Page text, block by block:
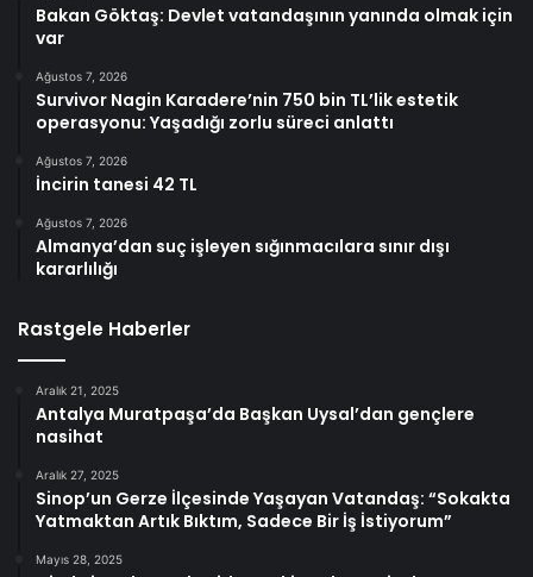
Bakan Göktaş: Devlet vatandaşının yanında olmak için
var
Ağustos 7, 2026
Survivor Nagin Karadere’nin 750 bin TL’lik estetik
operasyonu: Yaşadığı zorlu süreci anlattı
Ağustos 7, 2026
İncirin tanesi 42 TL
Ağustos 7, 2026
Almanya’dan suç işleyen sığınmacılara sınır dışı
kararlılığı
Rastgele Haberler
Aralık 21, 2025
Antalya Muratpaşa’da Başkan Uysal’dan gençlere
nasihat
Aralık 27, 2025
Sinop’un Gerze İlçesinde Yaşayan Vatandaş: “Sokakta
Yatmaktan Artık Bıktım, Sadece Bir İş İstiyorum”
Mayıs 28, 2025